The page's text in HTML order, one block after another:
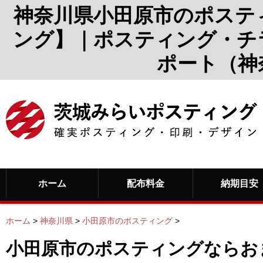
神奈川県小田原市のポス
ング】｜ポスティング・
ポート（
ホーム 配布料金 納期目安
ホーム > 神奈川県 > 小田原市のポスティング >
小田原市のポスティングなら